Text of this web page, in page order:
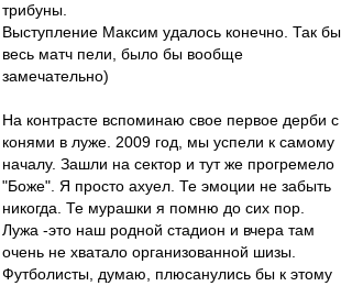
трибуны.
Выступление Максим удалось конечно. Так бы
весь матч пели, было бы вообще
замечательно)
На контрасте вспоминаю свое первое дерби с
конями в луже. 2009 год, мы успели к самому
началу. Зашли на сектор и тут же прогремело
"Боже". Я просто ахуел. Те эмоции не забыть
никогда. Те мурашки я помню до сих пор.
Лужа -это наш родной стадион и вчера там
очень не хватало организованной шизы.
Футболисты, думаю, плюсанулись бы к этому